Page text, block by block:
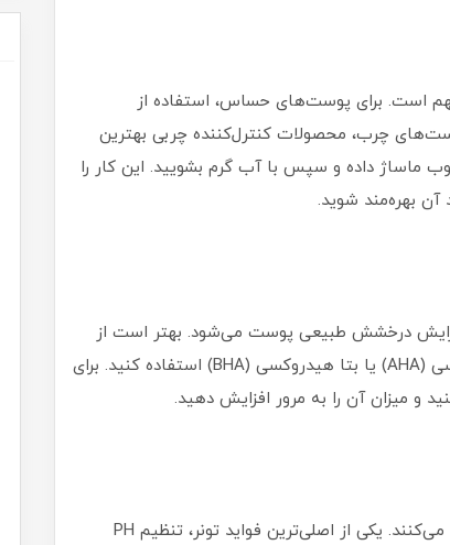
است. برای پوست‌های حساس، استفاده از
چرب، محصولات کنترل‌کننده چربی بهترین
ماساژ داده و سپس با آب گرم بشویید. این کار را
آن بهره‌مند شوید.
درخشش طبیعی پوست می‌شود. بهتر است از
محصولات لایه‌بردار پوست حاوی اسید‌های آلفا هیدروکسی (AHA) یا بتا هیدروکسی (BHA) استفاده کنید. برای
تونرها نقش مهمی در تکمیل فرآیند پاکسازی پوست ایفا می‌کنند. یکی از اصلی‌ترین فواید تونر، تنظیم PH